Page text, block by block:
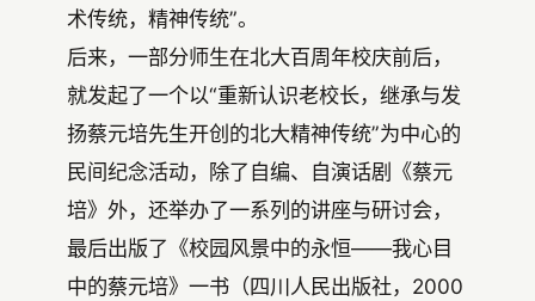
术传统，精神传统”。
后来，一部分师生在北大百周年校庆前后，
就发起了一个以“重新认识老校长，继承与发
扬蔡元培先生开创的北大精神传统”为中心的
民间纪念活动，除了自编、自演话剧《蔡元
培》外，还举办了一系列的讲座与研讨会，
最后出版了《校园风景中的永恒——我心目
中的蔡元培》一书（四川人民出版社，2000